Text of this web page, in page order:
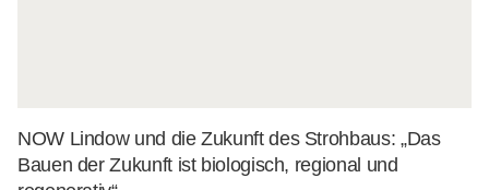
NOW Lindow und die Zukunft des Strohbaus: „Das
Bauen der Zukunft ist biologisch, regional und